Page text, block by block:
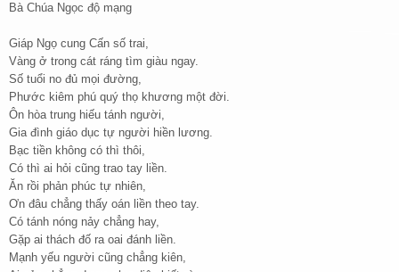
Bà Chúa Ngọc độ mạng
Giáp Ngọ cung Cấn số trai,
Vàng ở trong cát ráng tìm giàu ngay.
Số tuổi no đủ mọi đường,
Phước kiêm phú quý thọ khương một đời.
Ôn hòa trung hiếu tánh người,
Gia đình giáo dục tự người hiền lương.
Bạc tiền không có thì thôi,
Có thì ai hỏi cũng trao tay liền.
Ăn rồi phản phúc tự nhiên,
Ơn đâu chẳng thấy oán liền theo tay.
Có tánh nóng nảy chẳng hay,
Gặp ai thách đố ra oai đánh liền.
Mạnh yếu người cũng chẳng kiên,